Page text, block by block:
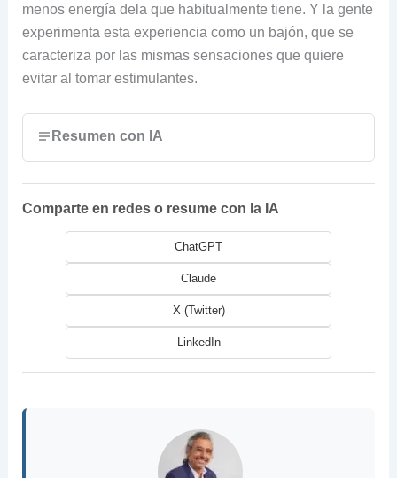
menos energía dela que habitualmente tiene. Y la gente
experimenta esta experiencia como un bajón, que se
caracteriza por las mismas sensaciones que quiere
evitar al tomar estimulantes.
Resumen con IA
Comparte en redes o resume con la IA
ChatGPT
Claude
X (Twitter)
LinkedIn